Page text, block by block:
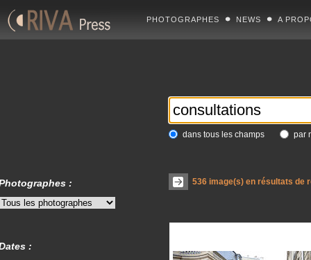
PHOTOGRAPHES NEWS A
dans tous les champs par
536image(s) en résultats de
:
: